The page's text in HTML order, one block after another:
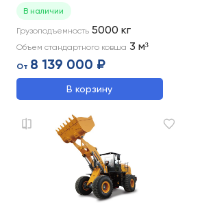
В наличии
Грузоподъемность 5000 кг
Объем стандартного ковша 3 м³
От 8 139 000 ₽
В корзину